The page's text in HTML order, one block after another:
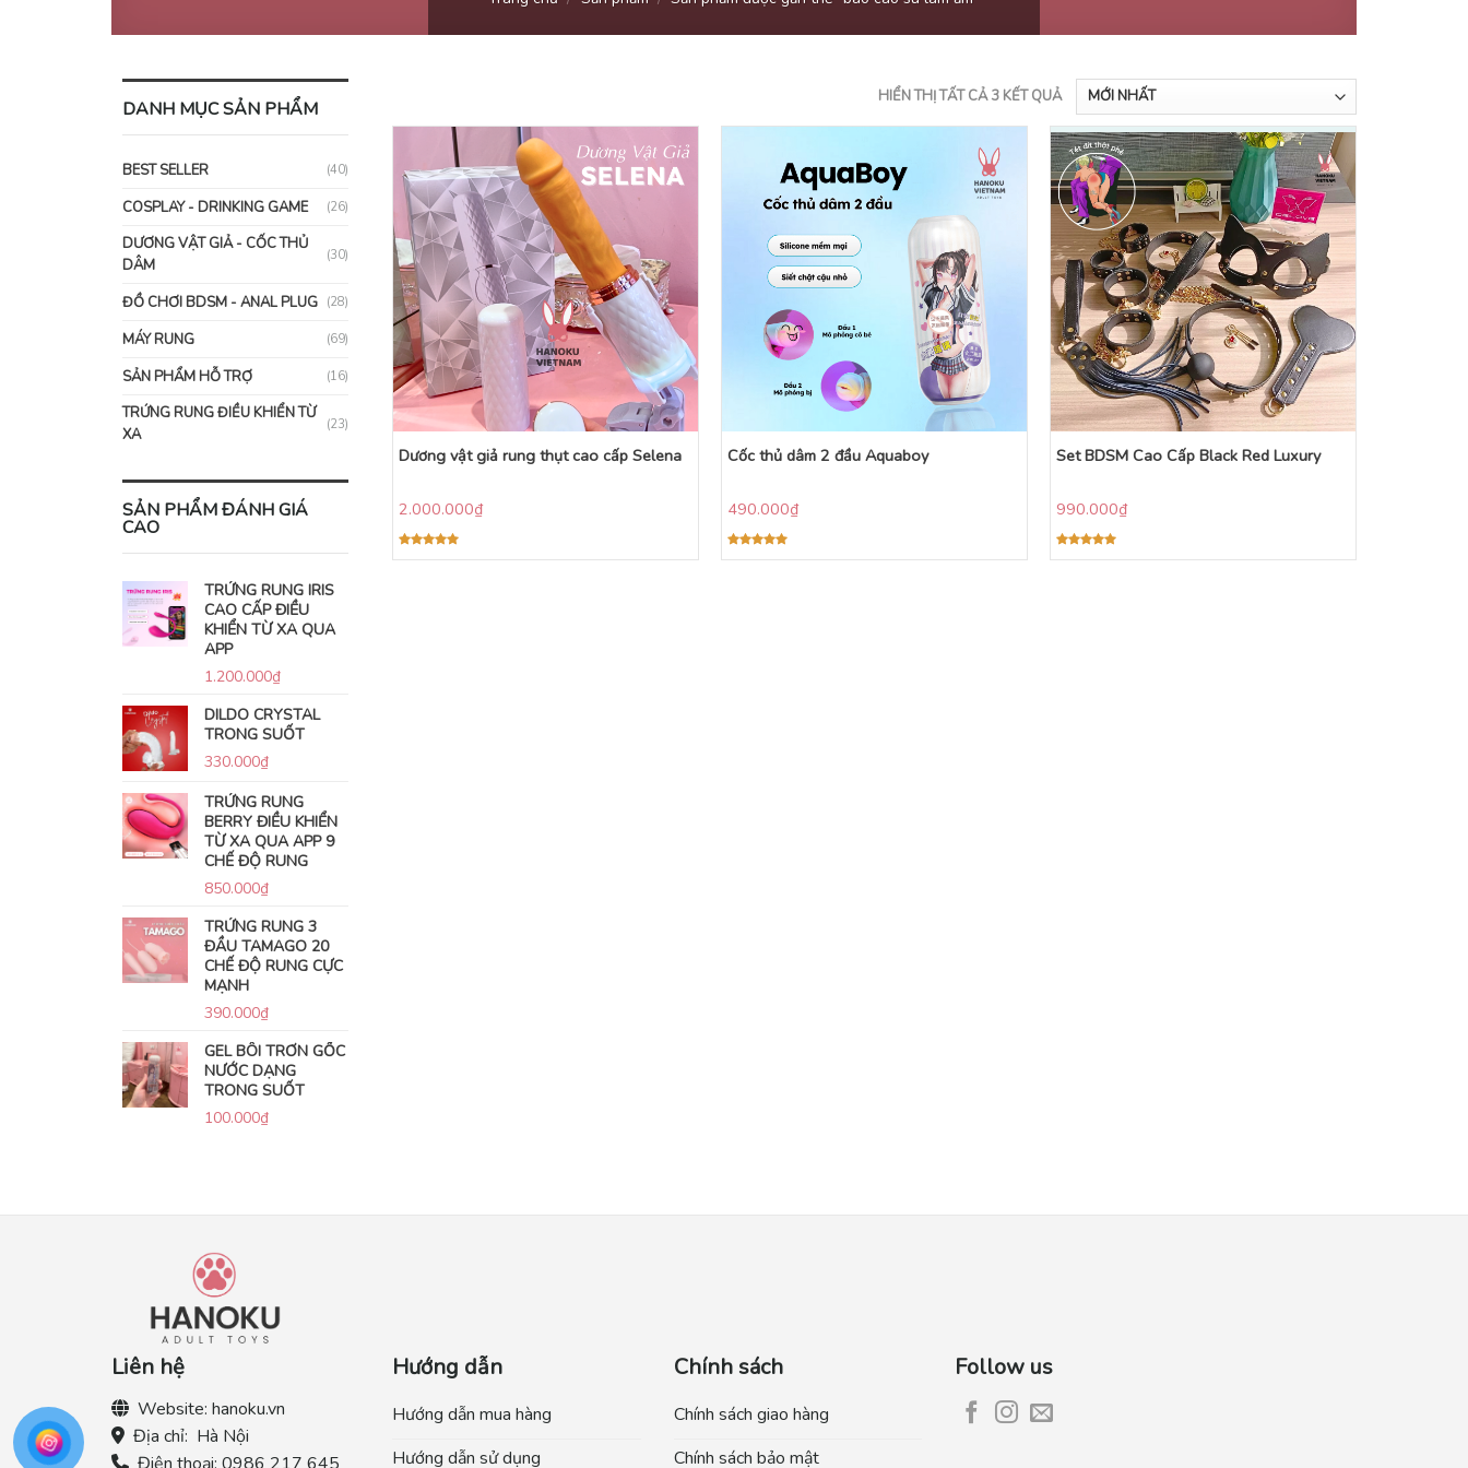
DANH MỤC SẢN PHẨM
BEST SELLER (40)
COSPLAY - DRINKING GAME (26)
DƯƠNG VẬT GIẢ - CỐC THỦ
DÂM
(30)
ĐỒ CHƠI BDSM - ANAL PLUG (28)
MÁY RUNG (69)
SẢN PHẨM HỖ TRỢ (16)
TRỨNG RUNG ĐIỀU KHIỂN TỪ
XA
(23)
SẢN PHẨM ĐÁNH GIÁ
CAO
TRỨNG RUNG IRIS
CAO CẤP ĐIỀU
KHIỂN TỪ XA QUA
APP
1.200.000₫
DILDO CRYSTAL
TRONG SUỐT
330.000₫
TRỨNG RUNG
BERRY ĐIỀU KHIỂN
TỪ XA QUA APP 9
CHẾ ĐỘ RUNG
850.000₫
TRỨNG RUNG 3
ĐẦU TAMAGO 20
CHẾ ĐỘ RUNG CỰC
MẠNH
390.000₫
GEL BÔI TRƠN GỐC
NƯỚC DẠNG
TRONG SUỐT
100.000₫
HIỂN THỊ TẤT CẢ 3 KẾT QUẢ
Dương vật giả rung thụt cao cấp Selena
2.000.000₫
Được xếp
Cốc thủ dâm 2 đầu Aquaboy
490.000₫
Được xếp
Set BDSM Cao Cấp Black Red Luxury
990.000₫
Được xếp
Liên hệ
Website: hanoku.vn
Địa chỉ: Hà Nội
Hướng dẫn
Hướng dẫn mua hàng
Hướng dẫn sử dụng
Chính sách
Chính sách giao hàng
Chính sách bảo mật
Follow us